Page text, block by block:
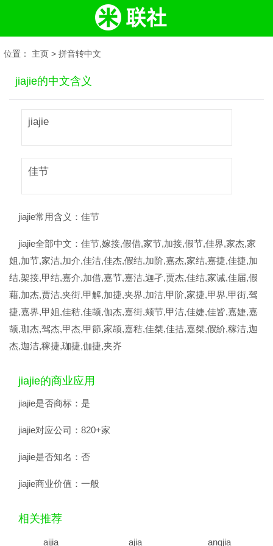
位置： 主页 > 拼音转中文
jiajie的中文含义
jiajie
佳节
jiajie常用含义： 佳节
jiajie全部中文： 佳节,嫁接,假借,家节,加接,假节,佳界,家杰,家
姐,加节,家洁,加介,佳洁,佳杰,假结,加阶,嘉杰,家结,嘉捷,佳捷,加
结,架接,甲结,嘉介,加借,嘉节,嘉洁,迦孑,贾杰,佳结,家诫,佳届,假
藉,加杰,贾洁,夹街,甲解,加捷,夹界,加洁,甲阶,家捷,甲界,甲街,驾
捷,嘉界,甲姐,佳秸,佳颉,伽杰,嘉街,颊节,甲洁,佳婕,佳皆,嘉婕,嘉
颉,珈杰,驾杰,甲杰,甲節,家颉,嘉秸,佳桀,佳拮,嘉桀,假紒,稼洁,迦
杰,迦洁,稼捷,珈捷,伽捷,夹岕
jiajie的商业应用
jiajie是否商标： 是
jiajie对应公司： 820+家
jiajie是否知名： 否
jiajie商业价值： 一般
相关推荐
aijia ajia angjia